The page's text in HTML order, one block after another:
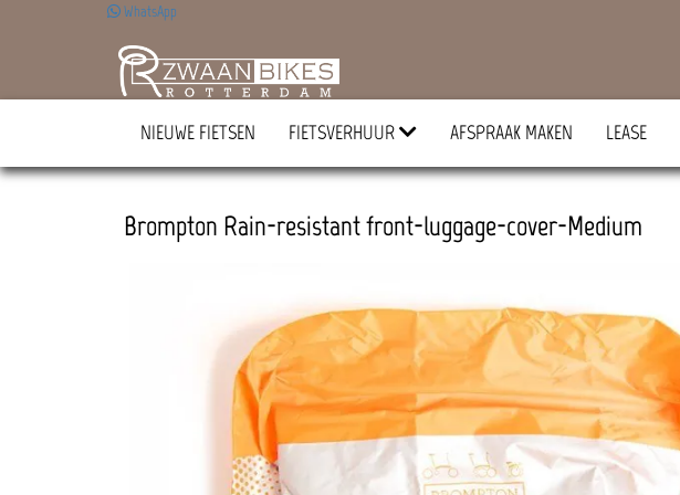
WhatsApp
NIEUWE FIETSEN FIETSVERHUUR AFSPRAAK MAKEN LEASE
Brompton Rain-resistant front-luggage-cover-Medium